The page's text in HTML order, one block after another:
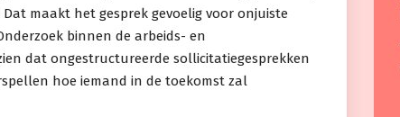
Dat maakt het gesprek gevoelig voor onjuiste
binnen de arbeids- en
dat ongestructureerde sollicitatiegesprekken
hoe iemand in de toekomst zal